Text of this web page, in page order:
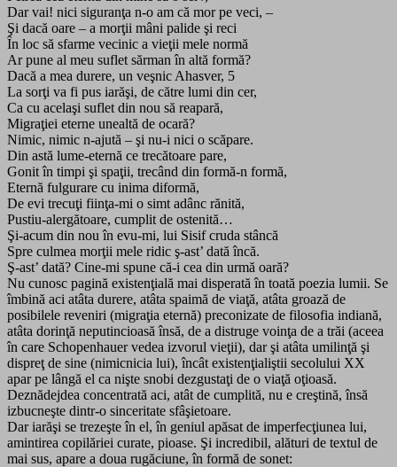
Dar vai! nici siguranţa n-o am că mor pe veci, –
Şi dacă oare – a morţii mâni palide şi reci
În loc să sfarme vecinic a vieţii mele normă
Ar pune al meu suflet sărman în altă formă?
Dacă a mea durere, un veşnic Ahasver, 5
La sorţi va fi pus iarăşi, de către lumi din cer,
Ca cu acelaşi suflet din nou să reapară,
Migraţiei eterne unealtă de ocară?
Nimic, nimic n-ajută – şi nu-i nici o scăpare.
Din astă lume-eternă ce trecătoare pare,
Gonit în timpi şi spaţii, trecând din formă-n formă,
Eternă fulgurare cu inima diformă,
De evi trecuţi fiinţa-mi o simt adânc rănită,
Pustiu-alergătoare, cumplit de ostenită…
Şi-acum din nou în evu-mi, lui Sisif cruda stâncă
Spre culmea morţii mele ridic ş-ast’ dată încă.
Ş-ast’ dată? Cine-mi spune că-i cea din urmă oară?
Nu cunosc pagină existenţială mai disperată în toată poezia lumii. Se
îmbină aci atâta durere, atâta spaimă de viaţă, atâta groază de
posibilele reveniri (migraţia eternă) preconizate de filosofia indiană,
atâta dorinţă neputincioasă însă, de a distruge voinţa de a trăi (aceea
în care Schopenhauer vedea izvorul vieţii), dar şi atâta umilinţă şi
dispreţ de sine (nimicnicia lui), încât existenţialiştii secolului XX
apar pe lângă el ca nişte snobi dezgustaţi de o viaţă oţioasă.
Deznădejdea concentrată aci, atât de cumplită, nu e creştină, însă
izbucneşte dintr-o sinceritate sfâşietoare.
Dar iarăşi se trezeşte în el, în geniul apăsat de imperfecţiunea lui,
amintirea copilăriei curate, pioase. Şi incredibil, alături de textul de
mai sus, apare a doua rugăciune, în formă de sonet: